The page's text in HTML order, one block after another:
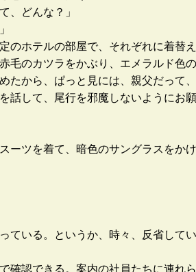
、どんな？」
ホテルの部屋で、それぞれに着替え
のカツラをかぶり、エメラルド色
から、ぱっと見には、親父だって
話して、尾行を邪魔しないようにお
ツを着て、暗色のサングラスをか
いる。というか、時々、反省して
認できる。案内の社員たちに連れ